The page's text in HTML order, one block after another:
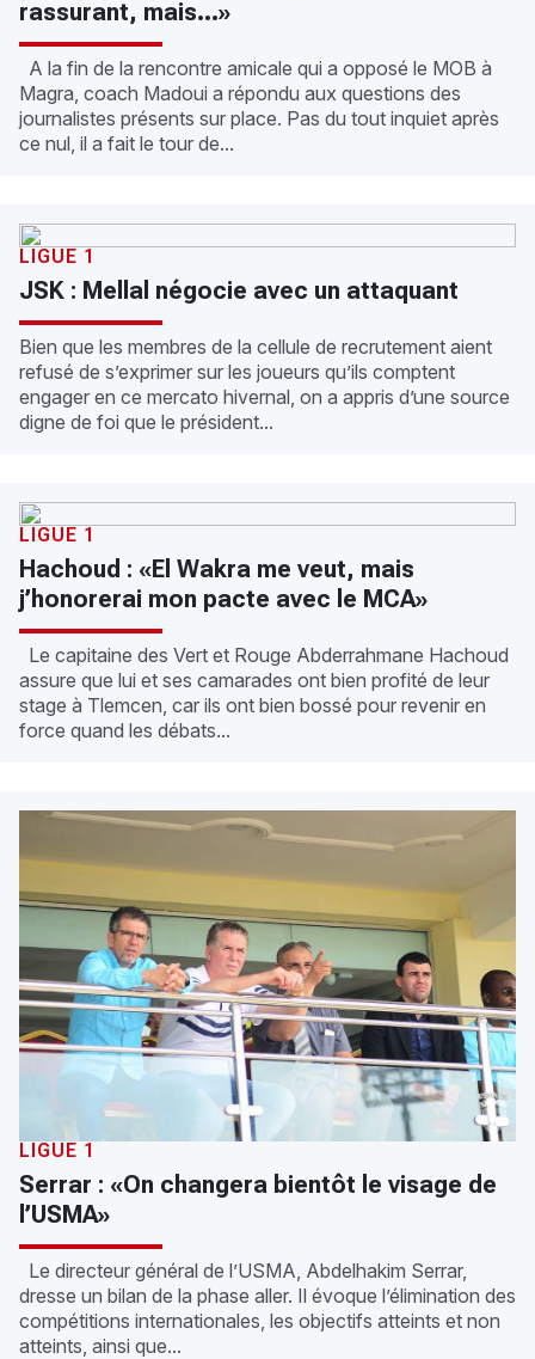
rassurant, mais…»
A la fin de la rencontre amicale qui a opposé le MOB à
Magra, coach Madoui a répondu aux questions des
journalistes présents sur place. Pas du tout inquiet après
ce nul, il a fait le tour de...
LIGUE 1
JSK : Mellal négocie avec un attaquant
Bien que les membres de la cellule de recrutement aient
refusé de s’exprimer sur les joueurs qu’ils comptent
engager en ce mercato hivernal, on a appris d’une source
digne de foi que le président...
LIGUE 1
Hachoud : «El Wakra me veut, mais
j’honorerai mon pacte avec le MCA»
Le capitaine des Vert et Rouge Abderrahmane Hachoud
assure que lui et ses camarades ont bien profité de leur
stage à Tlemcen, car ils ont bien bossé pour revenir en
force quand les débats...
LIGUE 1
Serrar : «On changera bientôt le visage de
l’USMA»
Le directeur général de l’USMA, Abdelhakim Serrar,
dresse un bilan de la phase aller. Il évoque l’élimination des
compétitions internationales, les objectifs atteints et non
atteints, ainsi que...